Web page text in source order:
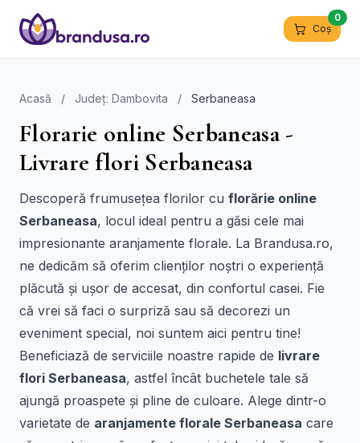
Coș
0
Acasă / Județ: Dambovita / Serbaneasa
Florarie online Serbaneasa -
Livrare flori Serbaneasa
Descoperă frumusețea florilor cu florărie online
Serbaneasa, locul ideal pentru a găsi cele mai
impresionante aranjamente florale. La Brandusa.ro,
ne dedicăm să oferim clienților noștri o experiență
plăcută și ușor de accesat, din confortul casei. Fie
că vrei să faci o surpriză sau să decorezi un
eveniment special, noi suntem aici pentru tine!
Beneficiază de serviciile noastre rapide de livrare
flori Serbaneasa, astfel încât buchetele tale să
ajungă proaspete și pline de culoare. Alege dintr-o
varietate de aranjamente florale Serbaneasa care